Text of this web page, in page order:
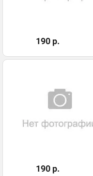
190 р.
190 р.